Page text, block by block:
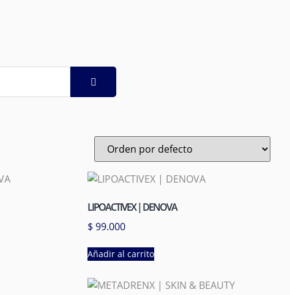
LIPOACTIVEX | DENOVA
$ 99.000
Añadir al carrito